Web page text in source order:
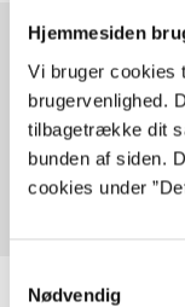
Hjemmesiden
Vi bruger cookies
brugervenlighed.
tilbagetrække dit
bunden af siden.
cookies under
Nødvendig
Artikler med
Fra